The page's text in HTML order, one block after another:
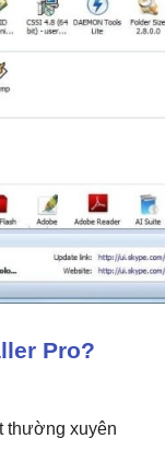
Pro?
thường xuyên